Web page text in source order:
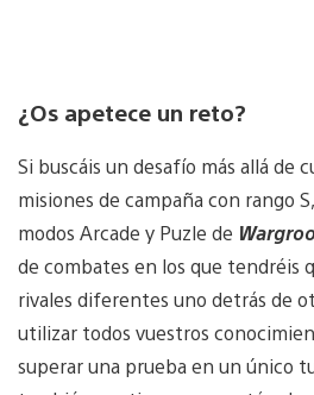
¿Os apetece un reto?
Si buscáis un desafío más allá de
misiones de campaña con rango
modos Arcade y Puzle de
de combates en los que tendréis
rivales diferentes uno detrás de
utilizar todos vuestros
superar una prueba en un único